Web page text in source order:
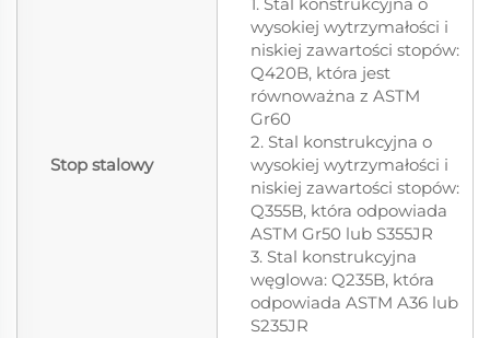
Stop stalowy
wysokiej wytrzymałości i
niskiej zawartości stopów:
Q420B, która jest
równoważna z ASTM
Gr60
2. Stal konstrukcyjna o
wysokiej wytrzymałości i
niskiej zawartości stopów:
Q355B, która odpowiada
ASTM Gr50 lub S355JR
3. Stal konstrukcyjna
węglowa: Q235B, która
odpowiada ASTM A36 lub
S235JR